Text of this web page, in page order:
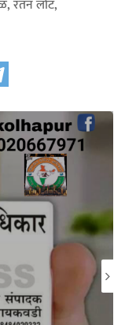
रतन लोट,